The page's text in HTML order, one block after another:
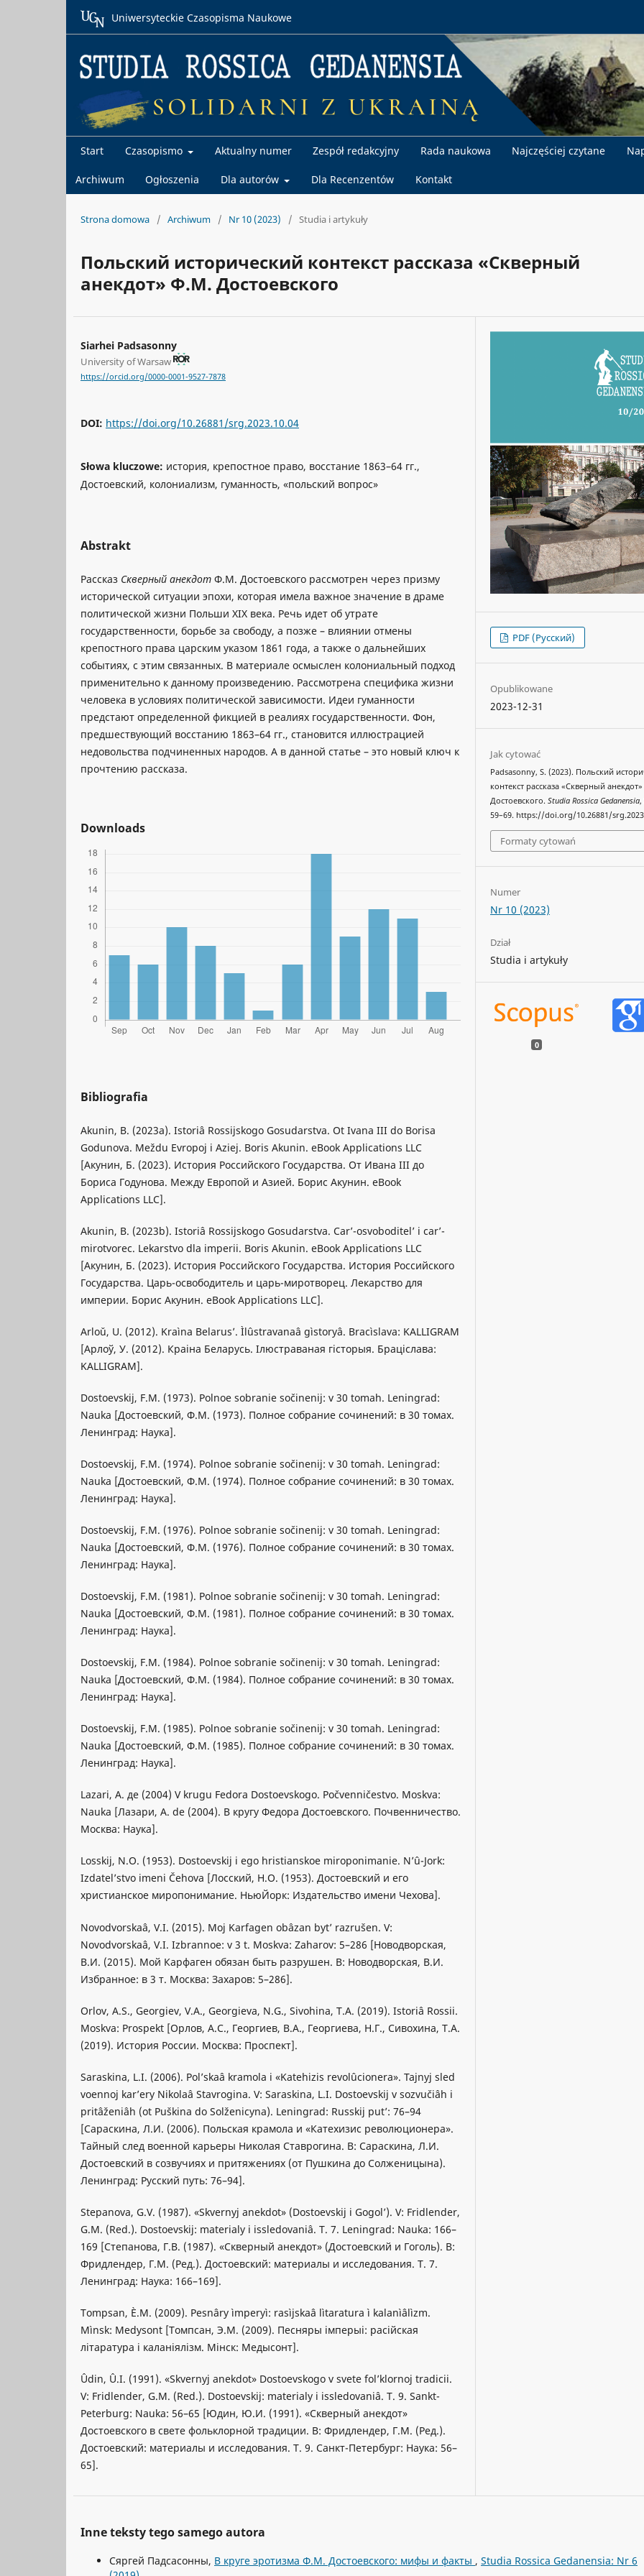
Start Czasopismo Aktualny numer Zespół redakcyjny Rada naukowa Najczęściej czytane
Archiwum Ogłoszenia Dla autorów Dla Recenzentów Kontakt
Uniwersyteckie Czasopisma Naukowe
Strona domowa / Archiwum / Nr 10 (2023) / Studia i artykuły
Польский исторический контекст рассказа «Скверный
анекдот» Ф.М. Достоевского
Siarhei Padsasonny
University of Warsaw
https://orcid.org/0000-0001-9527-7878
DOI: https://doi.org/10.26881/srg.2023.10.04
Słowa kluczowe: история, крепостное право, восстание 1863–64 гг.,
Достоевский, колониализм, гуманность, «польский вопрос»
Abstrakt
Рассказ Скверный анекдот Ф.М. Достоевского рассмотрен через призму
исторической ситуации эпохи, которая имела важное значение в драме
политической жизни Польши ХIХ века. Речь идет об утрате
государственности, борьбе за свободу, а позже – влиянии отмены
крепостного права царским указом 1861 года, а также о дальнейших
событиях, с этим связанных. В материале осмыслен колониальный подход
применительно к данному произведению. Рассмотрена специфика жизни
человека в условиях политической зависимости. Идеи гуманности
предстают определенной фикцией в реалиях государственности. Фон,
предшествующий восстанию 1863–64 гг., становится иллюстрацией
недовольства подчиненных народов. А в данной статье – это новый ключ к
прочтению рассказа.
Downloads
Bibliografia
Akunin, B. (2023a). Istoriâ Rossijskogo Gosudarstva. Ot Ivana III do Borisa
Godunova. Meždu Evropoj i Aziej. Boris Akunin. eBook Applications LLC
[Акунин, Б. (2023). История Российского Государства. От Ивана III до
Бориса Годунова. Между Европой и Азией. Борис Акунин. eBook
Applications LLC].
Akunin, B. (2023b). Istoriâ Rossijskogo Gosudarstva. Car’-osvoboditel’ i car’-
mirotvorec. Lekarstvo dla imperii. Boris Akunin. eBook Applications LLC
[Акунин, Б. (2023). История Российского Государства. История Российского
Государства. Царь-освободитель и царь-миротворец. Лекарство для
империи. Борис Акунин. eBook Applications LLC].
Arloǔ, U. (2012). Kraìna Belarus’. Ìlûstravanaâ gìstoryâ. Bracìslava: KALLIGRAM
[Арлоў, У. (2012). Краіна Беларусь. Ілюстраваная гісторыя. Браціслава:
KALLIGRAM].
Dostoevskij, F.M. (1973). Polnoe sobranie sočinenij: v 30 tomah. Leningrad:
Nauka [Достоевский, Ф.М. (1973). Полное собрание сочинений: в 30 томах.
Ленинград: Наука].
Dostoevskij, F.M. (1974). Polnoe sobranie sočinenij: v 30 tomah. Leningrad:
Nauka [Достоевский, Ф.М. (1974). Полное собрание сочинений: в 30 томах.
Ленинград: Наука].
Dostoevskij, F.M. (1976). Polnoe sobranie sočinenij: v 30 tomah. Leningrad:
Nauka [Достоевский, Ф.М. (1976). Полное собрание сочинений: в 30 томах.
Ленинград: Наука].
Dostoevskij, F.M. (1981). Polnoe sobranie sočinenij: v 30 tomah. Leningrad:
Nauka [Достоевский, Ф.М. (1981). Полное собрание сочинений: в 30 томах.
Ленинград: Наука].
Dostoevskij, F.M. (1984). Polnoe sobranie sočinenij: v 30 tomah. Leningrad:
Nauka [Достоевский, Ф.М. (1984). Полное собрание сочинений: в 30 томах.
Ленинград: Наука].
Dostoevskij, F.M. (1985). Polnoe sobranie sočinenij: v 30 tomah. Leningrad:
Nauka [Достоевский, Ф.М. (1985). Полное собрание сочинений: в 30 томах.
Ленинград: Наука].
Lazari, A. де (2004) V krugu Fedora Dostoevskogo. Počvenničestvo. Moskva:
Nauka [Лазари, А. de (2004). В кругу Федора Достоевского. Почвенничество.
Москва: Наука].
Losskij, N.O. (1953). Dostoevskij i ego hristianskoe miroponimanie. N’û-Jork:
Izdatel’stvo imeni Čehova [Лосский, Н.О. (1953). Достоевский и его
христианское миропонимание. НьюЙорк: Издательство имени Чехова].
Novodvorskaâ, V.I. (2015). Moj Karfagen obâzan byt’ razrušen. V:
Novodvorskaâ, V.I. Izbrannoe: v 3 t. Moskva: Zaharov: 5–286 [Новодворская,
В.И. (2015). Мой Карфаген обязан быть разрушен. В: Новодворская, В.И.
Избранное: в 3 т. Москва: Захаров: 5–286].
Orlov, A.S., Georgiev, V.A., Georgieva, N.G., Sivohina, T.A. (2019). Istoriâ Rossii.
Moskva: Prospekt [Орлов, А.С., Георгиев, В.А., Георгиева, Н.Г., Сивохина, Т.А.
(2019). История России. Москва: Проспект].
Saraskina, L.I. (2006). Pol’skaâ kramola i «Katehizis revolûcionera». Tajnyj sled
voennoj kar’ery Nikolaâ Stavrogina. V: Saraskina, L.I. Dostoevskij v sozvučiâh i
pritâženiâh (ot Puškina do Solženicyna). Leningrad: Russkij put’: 76–94
[Сараскина, Л.И. (2006). Польская крамола и «Катехизис революционера».
Тайный след военной карьеры Николая Ставрогина. В: Сараскина, Л.И.
Достоевский в созвучиях и притяжениях (от Пушкина до Солженицына).
Ленинград: Русский путь: 76–94].
Stepanova, G.V. (1987). «Skvernyj anekdot» (Dostoevskij i Gogol’). V: Fridlender,
G.M. (Red.). Dostoevskij: materialy i issledovaniâ. T. 7. Leningrad: Nauka: 166–
169 [Степанова, Г.В. (1987). «Скверный анекдот» (Достоевский и Гоголь). В:
Фридлендер, Г.М. (Ред.). Достоевский: материалы и исследования. Т. 7.
Ленинград: Наука: 166–169].
Tompsan, È.M. (2009). Pesnâry ìmperyì: rasìjskaâ lìtaratura ì kalanìâlìzm.
Mìnsk: Medysont [Томпсан, Э.М. (2009). Песняры імперыі: расійская
літаратура і каланіялізм. Мінск: Медысонт].
Ûdin, Û.I. (1991). «Skvernyj anekdot» Dostoevskogo v svete fol’klornoj tradicii.
V: Fridlender, G.M. (Red.). Dostoevskij: materialy i issledovaniâ. T. 9. Sankt-
Peterburg: Nauka: 56–65 [Юдин, Ю.И. (1991). «Скверный анекдот»
Достоевского в свете фольклорной традиции. В: Фридлендер, Г.М. (Ред.).
Достоевский: материалы и исследования. Т. 9. Санкт-Петербург: Наука: 56–
65].
PDF (Русский)
Opublikowane
2023-12-31
Jak cytować
Padsasonny, S. (2023). Польский
контекст рассказа «Скверный
Достоевского.Studia Rossica Gedanensia,
59–69. https://doi.org/10.26881/
Formaty cytowań
Numer
Nr 10 (2023)
Dział
Studia i artykuły
0
Inne teksty tego samego autora
Сяргей Падсасонны, В круге эротизма Ф.M. Достоевского: мифы и факты , Studia Rossica Gedanensia: Nr 6